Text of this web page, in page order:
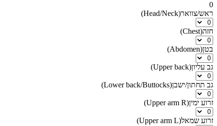
0
ראש/צוואר(
Head/Neck
)
חזה(
Chest
)
בטן(
Abdomen
)
גב עליון(
Upper back
)
גב תחתון/ישבן(
Lower back/Buttocks
)
זרוע ימין(
Upper arm R
)
זרוע שמאל(
Upper arm L
)